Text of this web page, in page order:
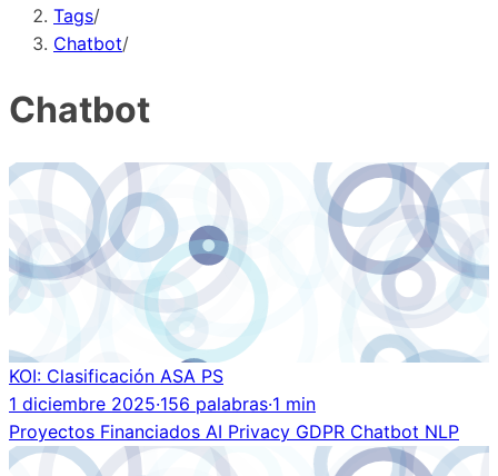
Tags/
Chatbot/
Chatbot
KOI: Clasificación ASA PS
1 diciembre 2025·156 palabras·1 min
Proyectos Financiados AI Privacy GDPR Chatbot NLP